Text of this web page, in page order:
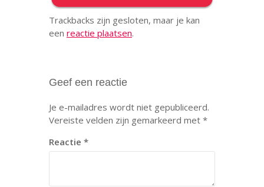
Trackbacks zijn gesloten, maar je kan
een reactie plaatsen.
Geef een reactie
Je e-mailadres wordt niet gepubliceerd.
Vereiste velden zijn gemarkeerd met *
Reactie *